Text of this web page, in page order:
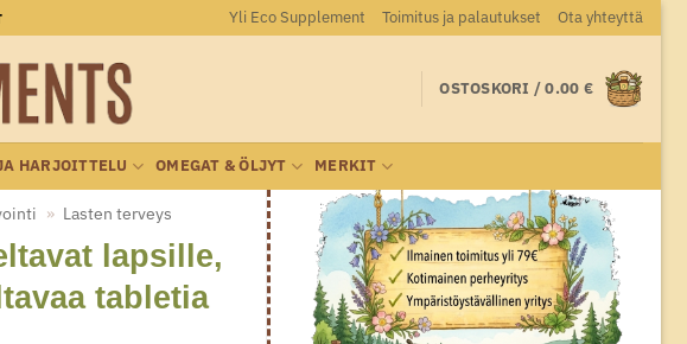
Yli Eco Supplement Toimitus ja palautukset Ota yhteyttä
OSTOSKORI /0.00 €
HARJOITTELU OMEGAT & ÖLJYT MERKIT
» Lasten terveys
lapsille,
tabletia